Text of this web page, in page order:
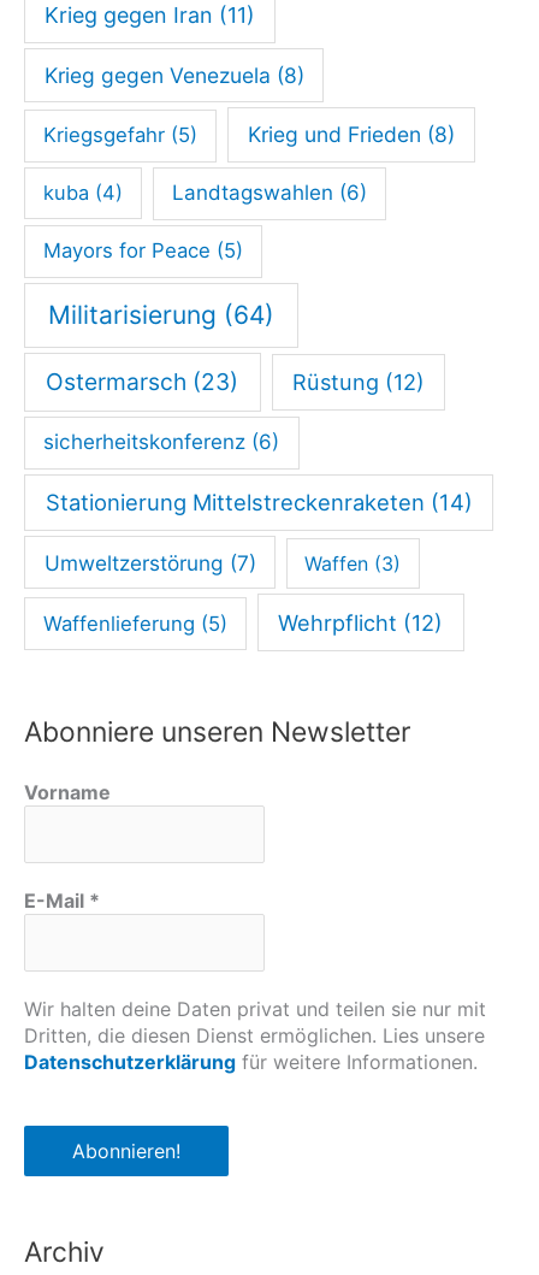
Krieg gegen Iran (11)
Krieg gegen Venezuela (8)
Kriegsgefahr (5) Krieg und Frieden (8)
kuba (4) Landtagswahlen (6)
Mayors for Peace (5)
Militarisierung (64)
Ostermarsch (23) Rüstung (12)
sicherheitskonferenz (6)
Stationierung Mittelstreckenraketen (14)
Umweltzerstörung (7) Waffen (3)
Waffenlieferung (5) Wehrpflicht (12)
Abonniere unseren Newsletter
Vorname
E-Mail *
Wir halten deine Daten privat und teilen sie nur mit
Dritten, die diesen Dienst ermöglichen. Lies unsere
Datenschutzerklärung für weitere Informationen.
Archiv